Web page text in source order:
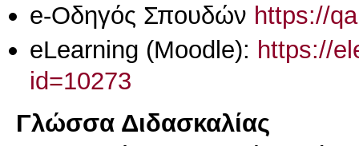
e-Οδηγός Σπουδών https://
eLearning (Moodle): https://
id=10273
Γλώσσα Διδασκαλίας